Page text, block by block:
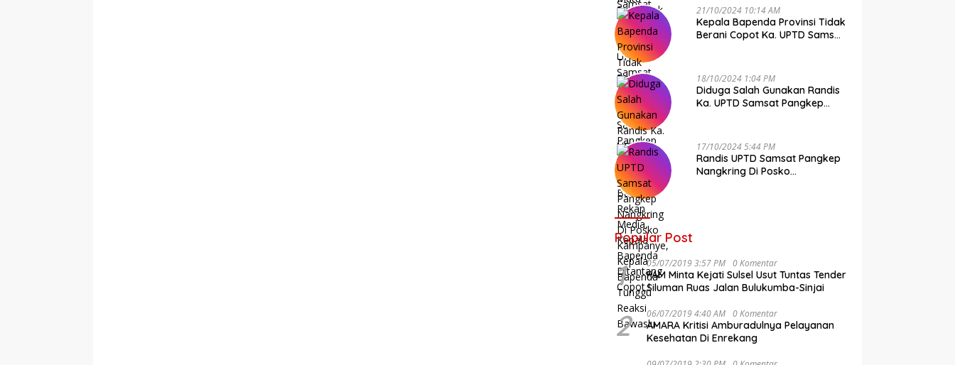
21/10/2024 10:14 AM
Kepala Bapenda Provinsi Tidak
Berani Copot Ka. UPTD Samsat
18/10/2024 1:04 PM
Diduga Salah Gunakan Randis
Ka. UPTD Samsat Pangkep
17/10/2024 5:44 PM
Randis UPTD Samsat Pangkep
Nangkring Di Posko
Popular Post
1 05/07/2019 3:57 PM 0 Komentar
FAM Minta Kejati Sulsel Usut Tuntas Tender
Siluman Ruas Jalan Bulukumba-Sinjai
2 06/07/2019 4:40 AM 0 Komentar
AMARA Kritisi Amburadulnya Pelayanan
Kesehatan Di Enrekang